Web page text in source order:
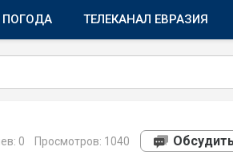
ПОГОДА ТЕЛЕКАНАЛ ЕВРАЗИЯ
0 Просмотров: 1040